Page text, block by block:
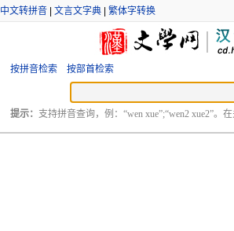
中文转拼音| 文言文字典| 繁体字转换
按拼音检索 按部首检索
提示： 支持拼音查询，例：“wen xue”;“wen2 xue2”。